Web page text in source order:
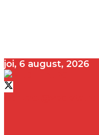
joi, 6 august, 2026